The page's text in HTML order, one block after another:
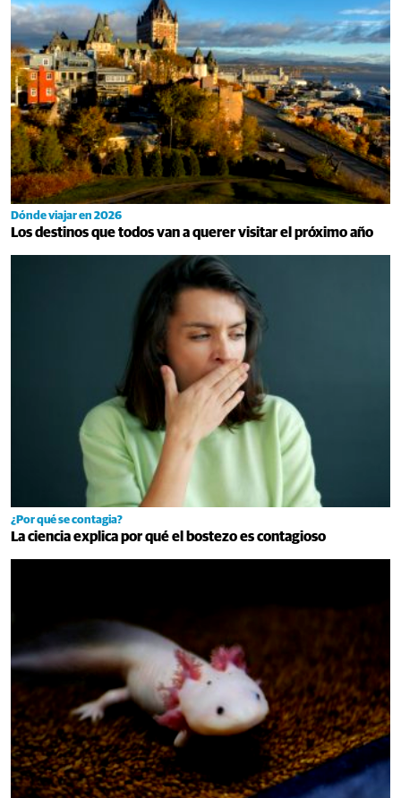
Dónde viajar en 2026
Los destinos que todos van a querer visitar el próximo año
¿Por qué se contagia?
La ciencia explica por qué el bostezo es contagioso